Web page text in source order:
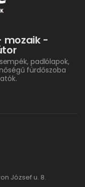
mozaik -
padlólapok,
fürdőszoba
József u. 8.